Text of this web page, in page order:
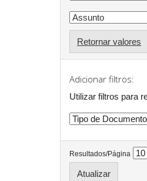
Retornar valores
Adicionar filtros:
Utilizar filtros para
Resultados/Página